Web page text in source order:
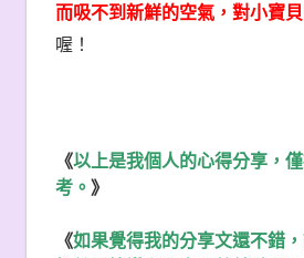
而吸不到新鮮的空氣，對小寶
喔！
《以上是我個人的心得分享，
考。 》
《如果覺得我的分享文還不錯